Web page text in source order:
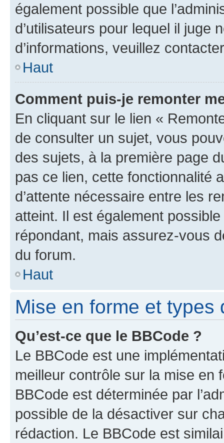
également possible que
d’utilisateurs pour lequel il juge
d’informations, veuillez
Haut
Comment puis-je remonter
En cliquant sur le lien «
de consulter un sujet, vous
des sujets, à la première page
pas ce lien, cette fonctionnalité
d’attente nécessaire entre les
atteint. Il est également
répondant, mais assurez-vous
du forum.
Haut
Mise en forme et types
Qu’est-ce que le BBCode ?
Le BBCode est une
meilleur contrôle sur la mise en
BBCode est déterminée par
possible de la désactiver sur
rédaction. Le BBCode est